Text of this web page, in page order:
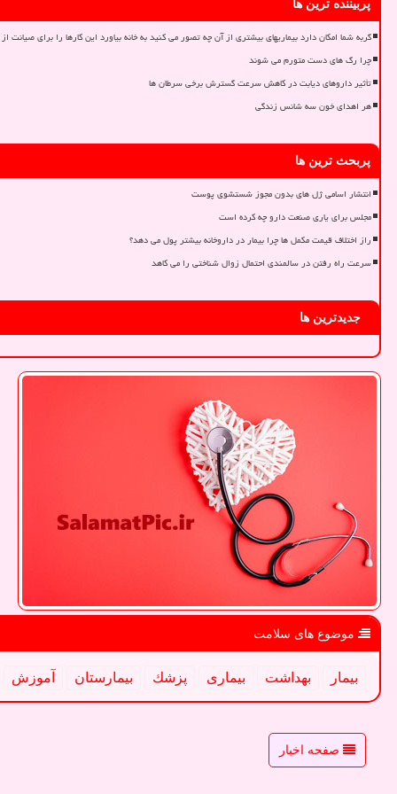
پربیننده ترین ها
گربه شما امکان دارد بیماریهای بیشتری از آن چه تصور می کنید به خانه بیاورد این کارها را برای صیانت
چرا رگ های دست متورم می شوند
تأثیر داروهای دیابت در کاهش سرعت گسترش برخی سرطان ها
هر اهدای خون سه شانس زندگی
پربحث ترین ها
انتشار اسامی ژل های بدون مجوز شستشوی پوست
مجلس برای یاری صنعت دارو چه کرده است
راز اختلاف قیمت مکمل ها چرا بیمار در داروخانه بیشتر پول می دهد؟
سرعت راه رفتن در سالمندی احتمال زوال شناختی را می کاهد
جدیدترین ها
موضوع های سلامت
بیمار بهداشت بیماری پزشك بیمارستان آموزش
صفحه اخبار